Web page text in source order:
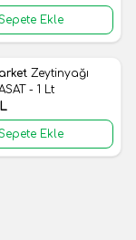
Ekle
Ekle
Zeytinyağı
- 1 Lt
Ekle